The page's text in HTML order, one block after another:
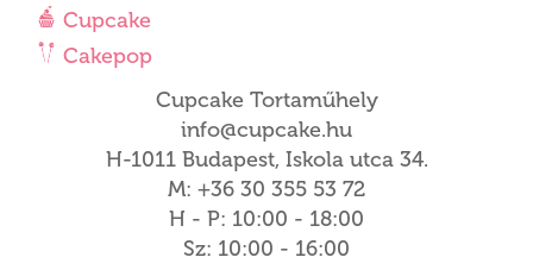
Cupcake
Cakepop
Cupcake Tortaműhely
info@cupcake.hu
H-1011 Budapest, Iskola utca 34.
M: +36 30 355 53 72
H - P: 10:00 - 18:00
Sz: 10:00 - 16:00